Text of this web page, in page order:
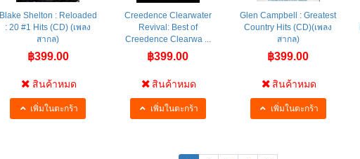
Blake Shelton : Reloaded
: 20 #1 Hits (CD) (เพลง
สากล)
฿399.00
สินค้าหมด
เพิ่มในตะกร้า
Creedence Clearwater
Revival: Best of
Creedence Clearwa ...
฿399.00
สินค้าหมด
เพิ่มในตะกร้า
Glen Campbell : Greatest
Country Hits (CD)(เพลง
สากล)
฿399.00
สินค้าหมด
เพิ่มในตะกร้า